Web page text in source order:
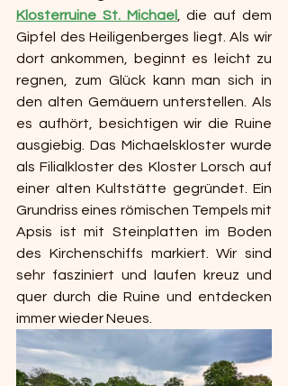
Klosterruine St. Michael
, die auf dem
Gipfel des Heiligenberges liegt. Als wir
dort ankommen, beginnt es leicht zu
regnen, zum Glück kann man sich in
den alten Gemäuern unterstellen. Als
es aufhört, besichtigen wir die Ruine
ausgiebig. Das Michaelskloster wurde
als Filialkloster des Kloster Lorsch auf
einer alten Kultstätte gegründet. Ein
Grundriss eines römischen Tempels mit
Apsis ist mit Steinplatten im Boden
des Kirchenschiffs markiert. Wir sind
sehr fasziniert und laufen kreuz und
quer durch die Ruine und entdecken
immer wieder Neues.